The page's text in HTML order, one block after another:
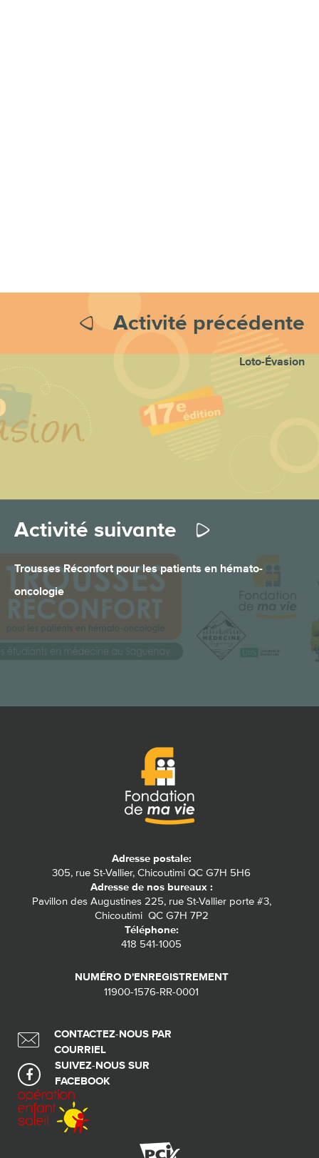
Activité précédente
Loto-Évasion
Activité suivante
Trousses Réconfort pour les patients en hémato-
oncologie
Adresse postale:
305, rue St-Vallier, Chicoutimi QC G7H 5H6
Adresse de nos bureaux :
Pavillon des Augustines 225, rue St-Vallier porte #3,
Chicoutimi QC G7H 7P2
Téléphone:
418 541-1005
NUMÉRO D'ENREGISTREMENT
11900-1576-RR-0001
CONTACTEZ-NOUS PAR
COURRIEL
SUIVEZ-NOUS SUR
FACEBOOK